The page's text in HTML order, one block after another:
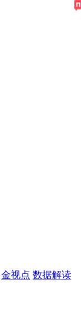
金视点 数据解读